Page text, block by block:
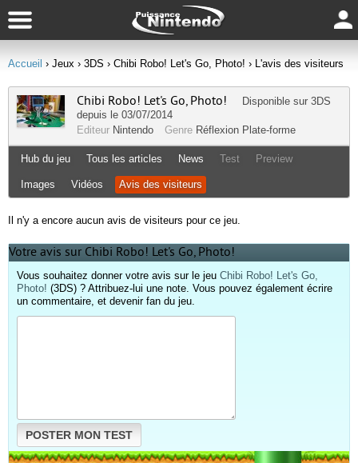
Accueil › Jeux › 3DS › Chibi Robo! Let's Go, Photo! › L'avis des visiteurs
Chibi Robo! Let's Go, Photo! Disponible sur 3DS
depuis le 03/07/2014
Editeur Nintendo Genre Réflexion Plate-forme
Hub du jeu Tous les articles News Test Preview
Images Vidéos Avis des visiteurs
Il n'y a encore aucun avis de visiteurs pour ce jeu.
Votre avis sur Chibi Robo! Let's Go, Photo!
Vous souhaitez donner votre avis sur le jeu Chibi Robo! Let's Go,
Photo! (3DS) ? Attribuez-lui une note. Vous pouvez également écrire
un commentaire, et devenir fan du jeu.
POSTER MON TEST